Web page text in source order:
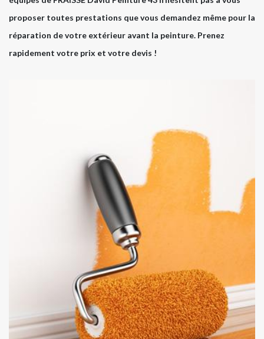
proposer toutes prestations que vous demandez même pour la
réparation de votre extérieur avant la peinture. Prenez
rapidement votre prix et votre devis !